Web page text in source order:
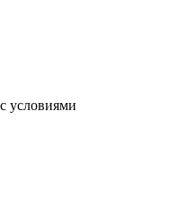
условиями